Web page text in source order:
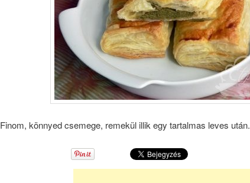
Finom, könnyed csemege, remekül illik egy tartalmas leves után.